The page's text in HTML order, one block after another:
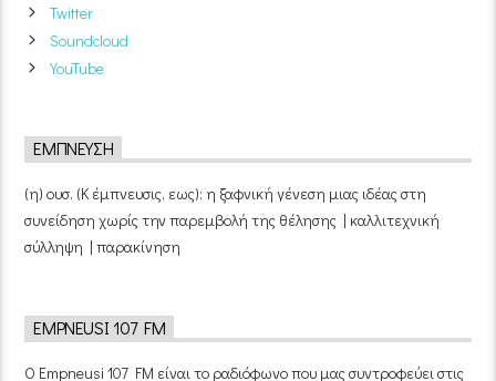
Twitter
Soundcloud
YouTube
ΈΜΠΝΕΥΣΗ
(η) ουσ. (Κ έμπνευσις, εως): η ξαφνική γένεση μιας ιδέας στη
συνείδηση χωρίς την παρεμβολή της θέλησης | καλλιτεχνική
σύλληψη | παρακίνηση
EMPNEUSI 107 FM
Ο Empneusi 107 FM είναι το ραδιόφωνο που μας συντροφεύει στις